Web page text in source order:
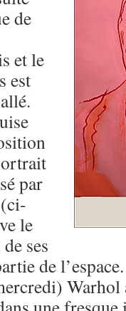
de
et le
est
par
le
ses
de
Warhol